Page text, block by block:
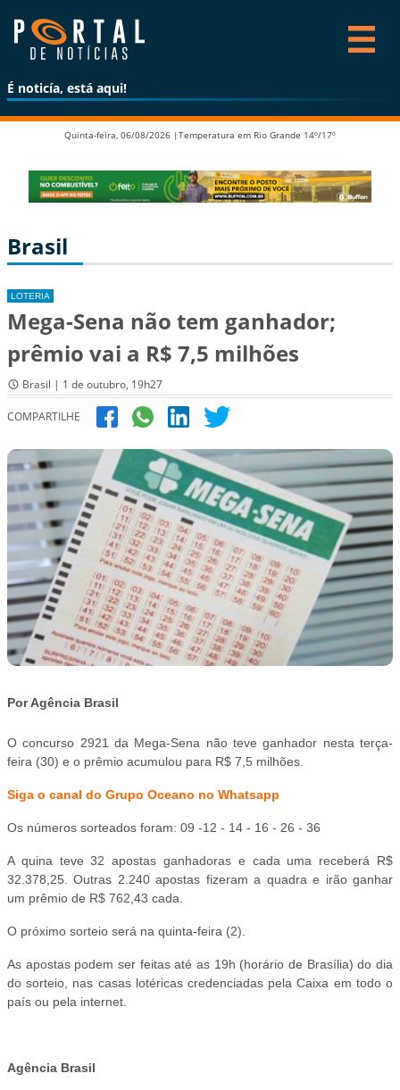
É noticía, está aqui!
Quinta-feira, 06/08/2026 | Temperatura em Rio Grande 14º/17º
Brasil
LOTERIA
Mega-Sena não tem ganhador;
prêmio vai a R$ 7,5 milhões
Brasil | 1 de outubro, 19h27
COMPARTILHE
Por Agência Brasil
O concurso 2921 da Mega-Sena não teve ganhador nesta terça-
feira (30) e o prêmio acumulou para R$ 7,5 milhões.
Siga o canal do Grupo Oceano no Whatsapp
Os números sorteados foram: 09 -12 - 14 - 16 - 26 - 36
A quina teve 32 apostas ganhadoras e cada uma receberá R$
32.378,25. Outras 2.240 apostas fizeram a quadra e irão ganhar
um prêmio de R$ 762,43 cada.
O próximo sorteio será na quinta-feira (2).
As apostas podem ser feitas até as 19h (horário de Brasília) do dia
do sorteio, nas casas lotéricas credenciadas pela Caixa em todo o
país ou pela internet.
Agência Brasil